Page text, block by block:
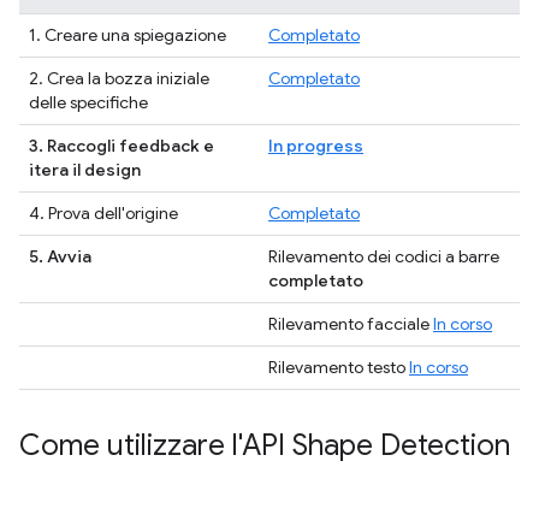
1. Creare una spiegazione
Completato
2. Crea la bozza iniziale
delle specifiche
Completato
3. Raccogli feedback e
itera il design
In progress
4. Prova dell'origine
Completato
5. Avvia
Rilevamento dei codici a barre
completato
Rilevamento faccialeIn corso
Rilevamento testoIn corso
Come utilizzare l'API Shape Detection